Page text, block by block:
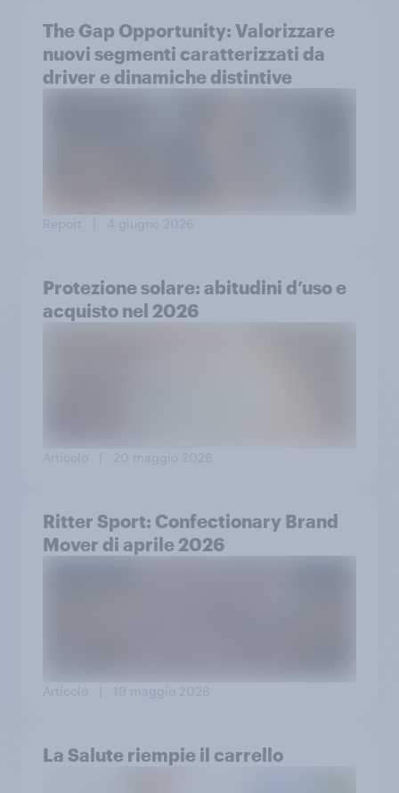
The Gap Opportunity: Valorizzare
nuovi segmenti caratterizzati da
driver e dinamiche distintive
Report | 4 giugno 2026
Protezione solare: abitudini d’uso e
acquisto nel 2026
Articolo | 20 maggio 2026
Ritter Sport: Confectionary Brand
Mover di aprile 2026
Articolo | 19 maggio 2026
La Salute riempie il carrello